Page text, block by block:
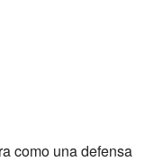
como una defensa